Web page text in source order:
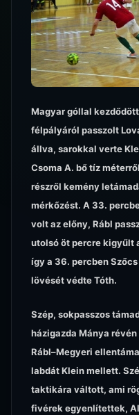
Magyar góllal
félpályáról passzolt
állva, sarokkal verte
Csoma A. bő tíz
részről kemény
mérkőzést. A 33.
volt az előny, Rábl
utolsó öt percre kigyűlt
így a 36. percben
lövését védte Tóth.
Szép, sokpasszos
házigazda Mánya
Rábl–Megyeri
labdát Klein mellett.
taktikára váltott, ami
fivérek egyenlítettek,